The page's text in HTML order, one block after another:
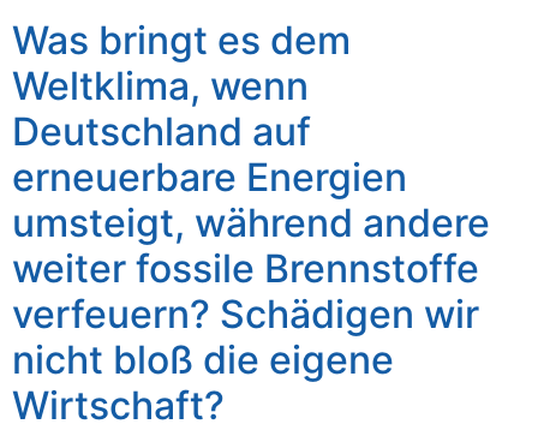
Was bringt es dem
Weltklima, wenn
Deutschland auf
erneuerbare Energien
umsteigt, während andere
weiter fossile Brennstoffe
verfeuern? Schädigen wir
nicht bloß die eigene
Wirtschaft?